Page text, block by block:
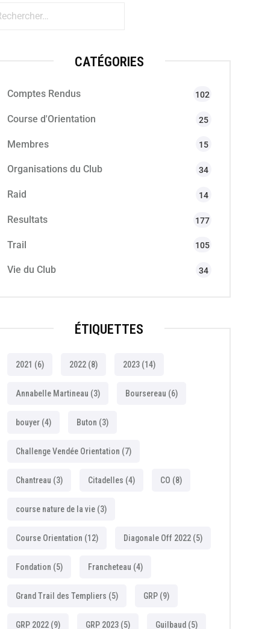
CATÉGORIES
Comptes Rendus 102
Course d'Orientation 25
Membres 15
Organisations du Club 34
Raid 14
Resultats 177
Trail 105
Vie du Club 34
ÉTIQUETTES
2021 (6) 2022(8) 2023(14)
Annabelle Martineau (3) Boursereau (6)
bouyer(4) Buton (3)
Challenge Vendée Orientation (7)
Chantreau (3) Citadelles (4) CO (8)
course nature de la vie(3)
Course Orientation (12) Diagonale Off 2022(5)
Fondation (5) Francheteau (4)
Grand Trail des Templiers (5) GRP(9)
GRP 2022(9) GRP 2023(5) Guilbaud (5)